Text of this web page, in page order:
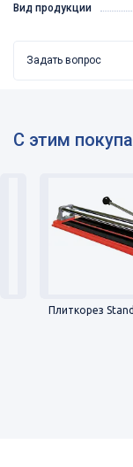
Вид продукции
Задать вопрос
С этим
Плиткорез